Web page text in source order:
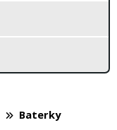
Baterky